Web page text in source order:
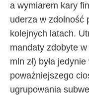
a wymiarem kary
uderza w zdolność
kolejnych latach.
mandaty zdobyte
mln zł) była
poważniejszego
ugrupowania